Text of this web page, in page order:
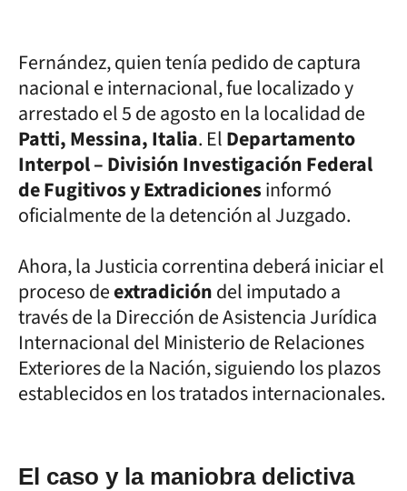
Fernández, quien tenía pedido de captura
nacional e internacional, fue localizado y
arrestado el 5 de agosto en la localidad de
Patti, Messina, Italia. ElDepartamento
Interpol – División Investigación Federal
de Fugitivos y Extradicionesinformó
oficialmente de la detención al Juzgado.
Ahora, la Justicia correntina deberá iniciar el
proceso deextradicióndel imputado a
través de la Dirección de Asistencia Jurídica
Internacional del Ministerio de Relaciones
Exteriores de la Nación, siguiendo los plazos
establecidos en los tratados internacionales.
El caso y la maniobra delictiva